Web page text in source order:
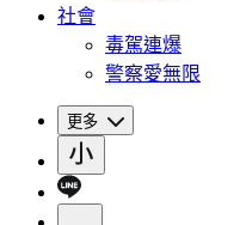
社會
毒駕連爆
警察愛無限
更多